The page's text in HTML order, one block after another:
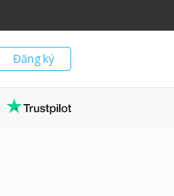
Đăng ký